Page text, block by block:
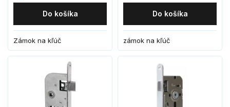
Do košíka
Zámok na kľúč
Do košíka
zámok na kľúč